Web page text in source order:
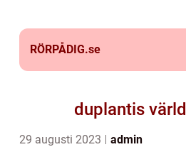
RÖRPÅDIG.se
duplantis
29 augusti 2023 admin